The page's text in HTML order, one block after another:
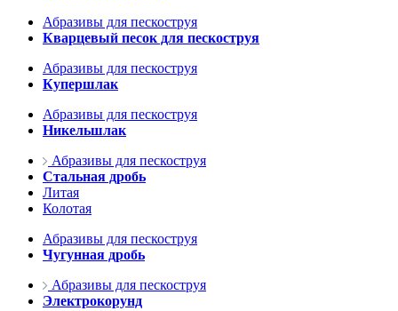
Абразивы для пескоструя
Кварцевый песок для пескоструя
Абразивы для пескоструя
Купершлак
Абразивы для пескоструя
Никельшлак
Абразивы для пескоструя
Стальная дробь
Литая
Колотая
Абразивы для пескоструя
Чугунная дробь
Абразивы для пескоструя
Электрокорунд